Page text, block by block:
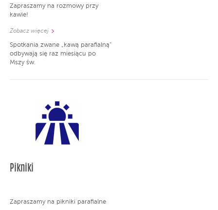
Zapraszamy na rozmowy przy
kawie!
Zobacz więcej
Spotkania zwane „kawą parafialną”
odbywają się raz miesiącu po
Mszy św.
Pikniki
Zapraszamy na pikniki parafialne